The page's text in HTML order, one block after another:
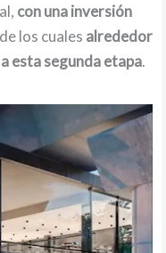
con una inversión
los cuales alrededor
esta segunda etapa.